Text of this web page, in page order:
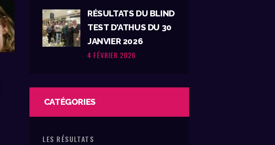
RÉSULTATS DU BLIND
TEST D’ATHUS DU 30
JANVIER 2026
4 FÉVRIER 2026
CATÉGORIES
LES RÉSULTATS